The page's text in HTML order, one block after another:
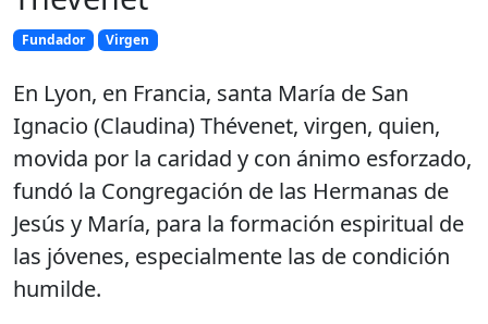
Fundador Virgen
En Lyon, en Francia, santa María de San
Ignacio (Claudina) Thévenet, virgen, quien,
movida por la caridad y con ánimo esforzado,
fundó la Congregación de las Hermanas de
Jesús y María, para la formación espiritual de
las jóvenes, especialmente las de condición
humilde.